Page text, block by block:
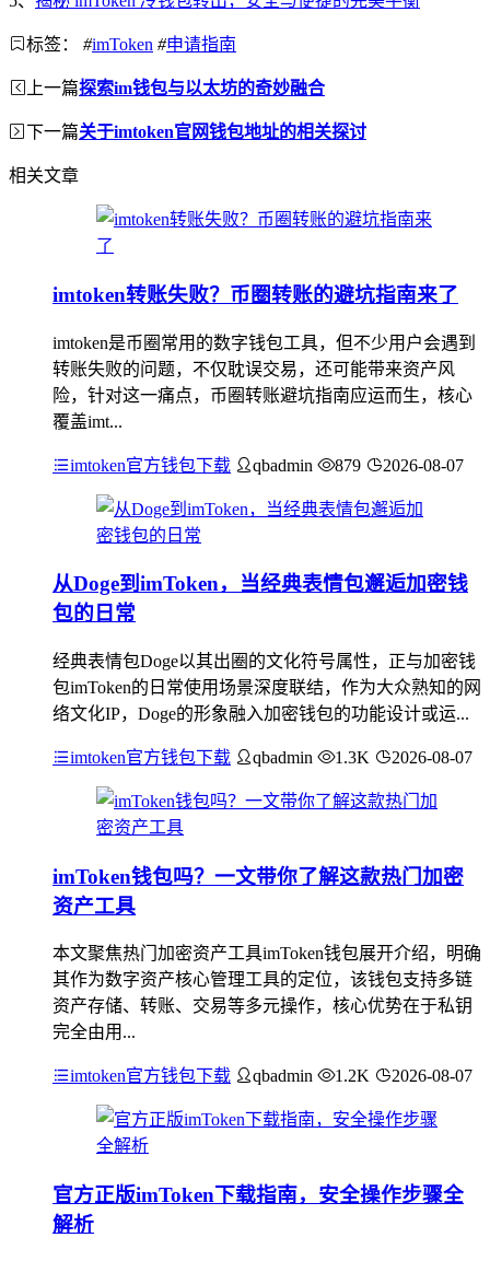
标签： #imToken #申请指南
上一篇探索im钱包与以太坊的奇妙融合
下一篇关于imtoken官网钱包地址的相关探讨
相关文章
imtoken转账失败？币圈转账的避坑指南来了
imtoken是币圈常用的数字钱包工具，但不少用户会遇到
转账失败的问题，不仅耽误交易，还可能带来资产风
险，针对这一痛点，币圈转账避坑指南应运而生，核心
覆盖imt...
imtoken官方钱包下载 qbadmin 879 2026-08-07
从Doge到imToken，当经典表情包邂逅加密钱
包的日常
经典表情包Doge以其出圈的文化符号属性，正与加密钱
包imToken的日常使用场景深度联结，作为大众熟知的网
络文化IP，Doge的形象融入加密钱包的功能设计或运...
imtoken官方钱包下载 qbadmin 1.3K 2026-08-07
imToken钱包吗？一文带你了解这款热门加密
资产工具
本文聚焦热门加密资产工具imToken钱包展开介绍，明确
其作为数字资产核心管理工具的定位，该钱包支持多链
资产存储、转账、交易等多元操作，核心优势在于私钥
完全由用...
imtoken官方钱包下载 qbadmin 1.2K 2026-08-07
官方正版imToken下载指南，安全操作步骤全
解析